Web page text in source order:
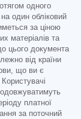
одного
один обліковий
за ціною
матеріалів та
цього документа
від країни
що ви є
платної
за поточний